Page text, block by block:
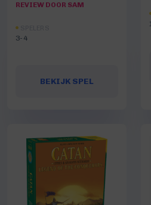
REVIEW DOOR SAM
3-4
BEKIJK SPEL